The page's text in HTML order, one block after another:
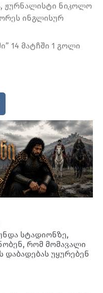
ჟურნალისტი ნიკოლო
ინგლისურ
14 მატჩში 1 გოლი
სტადიონზე,
რომ მომავალი
დაბადებას უყურებენ